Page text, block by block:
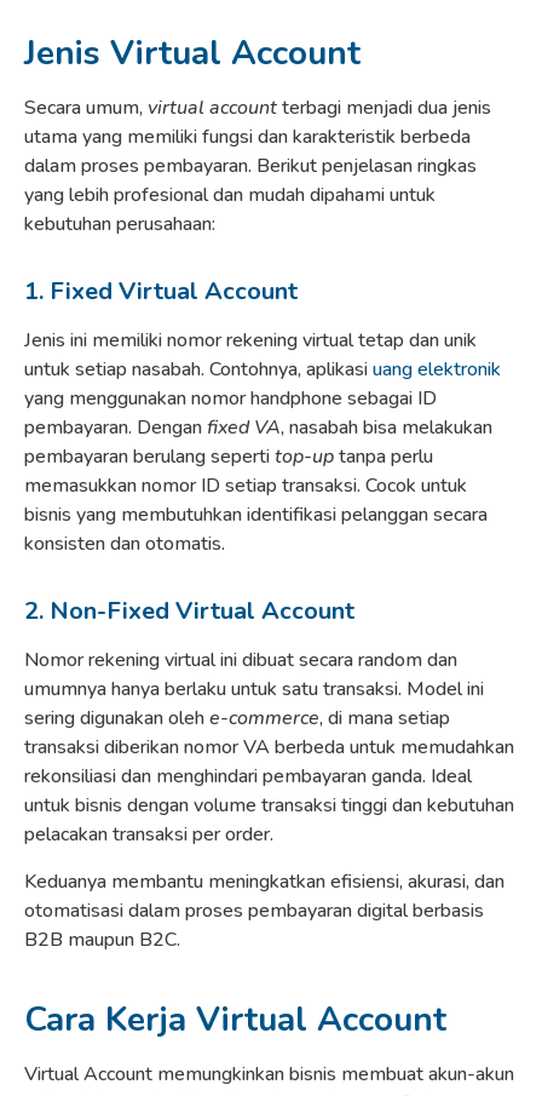
Jenis Virtual Account
Secara umum, virtual accountterbagi menjadi dua jenis
utama yang memiliki fungsi dan karakteristik berbeda
dalam proses pembayaran. Berikut penjelasan ringkas
yang lebih profesional dan mudah dipahami untuk
kebutuhan perusahaan:
1. Fixed Virtual Account
Jenis ini memiliki nomor rekening virtual tetap dan unik
untuk setiap nasabah. Contohnya, aplikasiuang elektronik
yang menggunakan nomor handphone sebagai ID
pembayaran. Denganfixed VA, nasabah bisa melakukan
pembayaran berulang sepertitop-uptanpa perlu
memasukkan nomor ID setiap transaksi. Cocok untuk
bisnis yang membutuhkan identifikasi pelanggan secara
konsisten dan otomatis.
2. Non-Fixed Virtual Account
Nomor rekening virtual ini dibuat secara random dan
umumnya hanya berlaku untuk satu transaksi. Model ini
sering digunakan olehe-commerce, di mana setiap
transaksi diberikan nomor VA berbeda untuk memudahkan
rekonsiliasi dan menghindari pembayaran ganda. Ideal
untuk bisnis dengan volume transaksi tinggi dan kebutuhan
pelacakan transaksi per order.
Keduanya membantu meningkatkan efisiensi, akurasi, dan
otomatisasi dalam proses pembayaran digital berbasis
B2B maupun B2C.
Cara Kerja Virtual Account
Virtual Account memungkinkan bisnis membuat akun-akun